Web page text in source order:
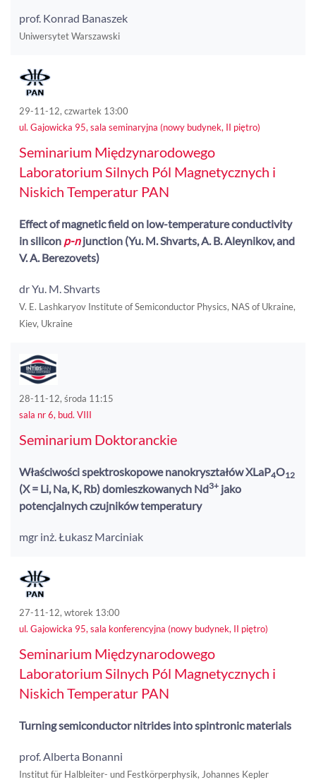
prof. Konrad Banaszek
Uniwersytet Warszawski
29-11-12, czwartek 13:00
ul. Gajowicka 95, sala seminaryjna (nowy budynek, II piętro)
Seminarium Międzynarodowego
Laboratorium Silnych Pól Magnetycznych i
Niskich Temperatur PAN
Effect of magnetic field on low-temperature conductivity
in silicon p-njunction (Yu. M. Shvarts, A. B. Aleynikov, and
V. A. Berezovets)
dr Yu. M. Shvarts
V. E. Lashkaryov Institute of Semiconductor Physics, NAS of Ukraine,
Kiev, Ukraine
28-11-12, środa 11:15
sala nr 6, bud. VIII
Seminarium Doktoranckie
Właściwości spektroskopowe nanokryształów XLaP4O12
(X = Li, Na, K, Rb) domieszkowanych Nd3+ jako
potencjalnych czujników temperatury
mgr inż. Łukasz Marciniak
27-11-12, wtorek 13:00
ul. Gajowicka 95, sala konferencyjna (nowy budynek, II piętro)
Seminarium Międzynarodowego
Laboratorium Silnych Pól Magnetycznych i
Niskich Temperatur PAN
Turning semiconductor nitrides into spintronic materials
prof. Alberta Bonanni
Institut für Halbleiter- und Festkörperphysik, Johannes Kepler